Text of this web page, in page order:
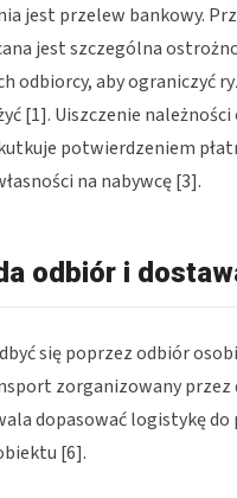
jest przelew bankowy.
jest szczególna
odbiorcy, aby ograniczyć
[1]. Uiszczenie należności
potwierdzeniem
na nabywcę [3].
odbiór i
się poprzez odbiór
zorganizowany przez
dopasować logistykę
[6].